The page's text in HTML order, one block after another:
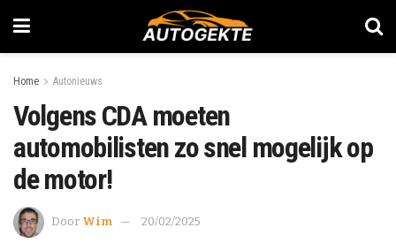
Home Autonieuws
Volgens CDA moeten
automobilisten zo snel mogelijk op
de motor!
Door Wim 20/02/2025